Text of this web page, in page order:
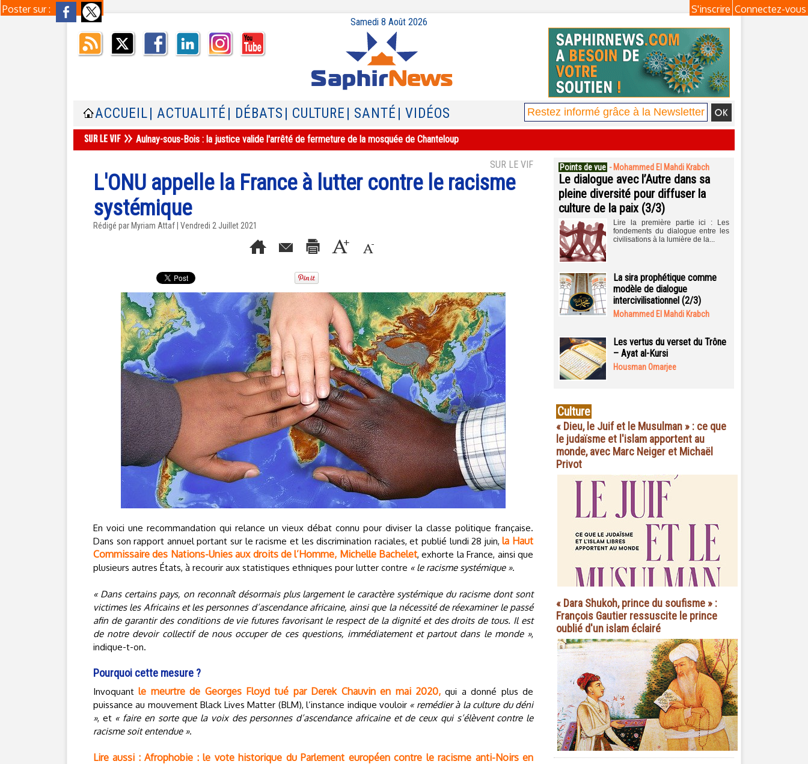
Poster sur : Connectez-vous
S'inscrire
Samedi 8 Août 2026
ACCUEIL | ACTUALITÉ | DÉBATS | CULTURE | SANTÉ | VIDÉOS
Aulnay-sous-Bois : la justice valide l'arrêté de fermeture de la mosquée de Chanteloup
SUR LE VIF
L'ONU appelle la France à lutter contre le racisme
systémique
Rédigé par Myriam Attaf | Vendredi 2 Juillet 2021
En voici une recommandation qui relance un vieux débat connu pour diviser la classe politique française.
Dans son rapport annuel portant sur le racisme et les discrimination raciales, et publié lundi 28 juin,la Haut
Commissaire des Nations-Unies aux droits de l’Homme, Michelle Bachelet, exhorte la France, ainsi que
plusieurs autres États, à recourir aux statistiques ethniques pour lutter contre « le racisme systémique ».
« Dans certains pays, on reconnaît désormais plus largement le caractère systémique du racisme dont sont
victimes les Africains et les personnes d’ascendance africaine, ainsi que la nécessité de réexaminer le passé
afin de garantir des conditions de vie futures favorisant le respect de la dignité et des droits de tous. Il est
de notre devoir collectif de nous occuper de ces questions, immédiatement et partout dans le monde »,
indique-t-on.
Pourquoi cette mesure ?
Invoquantle meurtre de Georges Floyd tué par Derek Chauvin en mai 2020,qui a donné plus de
puissance au mouvement Black Lives Matter (BLM), l’instance indique vouloir « remédier à la culture du déni
», et « faire en sorte que la voix des personnes d’ascendance africaine et de ceux qui s’élèvent contre le
racisme soit entendue ».
Lire aussi : Afrophobie : le vote historique du Parlement européen contre le racisme anti-Noirs en
Points de vue - Mohammed El Mahdi Krabch
Le dialogue avec l’Autre dans sa
pleine diversité pour diffuser la
culture de la paix (3/3)
Lire la première partie ici : Les
fondements du dialogue entre les
civilisations à la lumière de la...
La sira prophétique comme
modèle de dialogue
intercivilisationnel (2/3)
Mohammed El Mahdi Krabch
Les vertus du verset du Trône
– Ayat al-Kursi
Housman Omarjee
Culture
« Dieu, le Juif et le Musulman » : ce que
le judaïsme et l'islam apportent au
monde, avec Marc Neiger et Michaël
Privot
« Dara Shukoh, prince du soufisme » :
François Gautier ressuscite le prince
oublié d'un islam éclairé